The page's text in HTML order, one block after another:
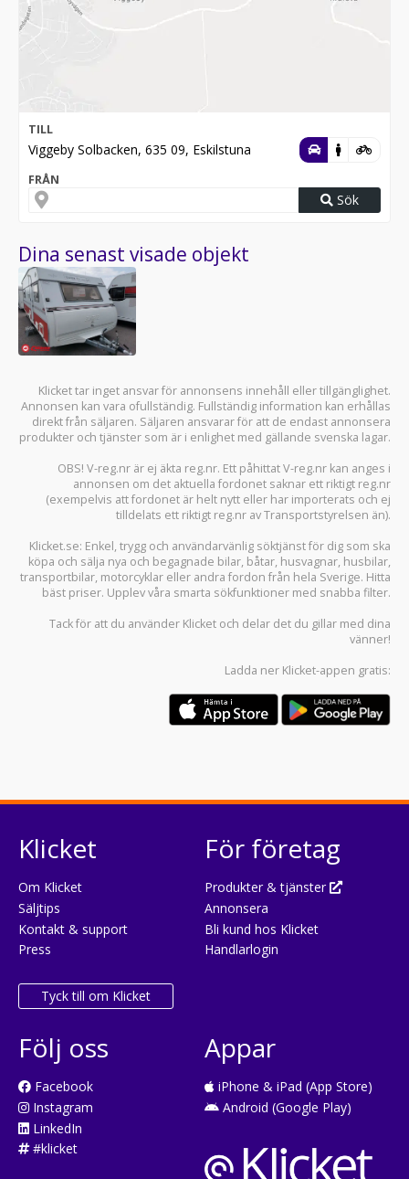
TILL
Viggeby Solbacken, 635 09, Eskilstuna
FRÅN
Sök
Dina senast visade objekt
Klicket tar inget ansvar för annonsens innehåll eller tillgänglighet.
Annonsen kan vara ofullständig. Fullständig information kan erhållas
direkt från säljaren. Säljaren ansvarar för att de endast annonsera
produkter och tjänster som är i enlighet med gällande svenska lagar.
OBS! V-reg.nr är ej äkta reg.nr. Ett påhittat V-reg.nr kan anges i
annonsen om det aktuella fordonet saknar ett riktigt reg.nr
(exempelvis att fordonet är helt nytt eller har importerats och ej
tilldelats ett riktigt reg.nr av Transportstyrelsen än).
Klicket.se: Enkel, trygg och användarvänlig söktjänst för dig som ska
köpa och sälja nya och begagnade bilar, båtar, husvagnar, husbilar,
transportbilar, motorcyklar eller andra fordon från hela Sverige. Hitta
bäst priser. Upplev våra smarta sökfunktioner med snabba filter.
Tack för att du använder Klicket och delar det du gillar med dina
vänner!
Ladda ner Klicket-appen gratis:
Klicket
Om Klicket
Säljtips
Kontakt & support
Press
Tyck till om Klicket
För företag
Produkter & tjänster
Annonsera
Bli kund hos Klicket
Handlarlogin
Följ oss
Facebook
Instagram
LinkedIn
#klicket
Appar
iPhone & iPad (App Store)
Android (Google Play)